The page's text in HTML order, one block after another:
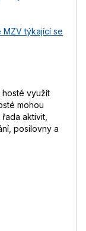
MZV týkající se
využít
mohou
aktivit,
posilovny a